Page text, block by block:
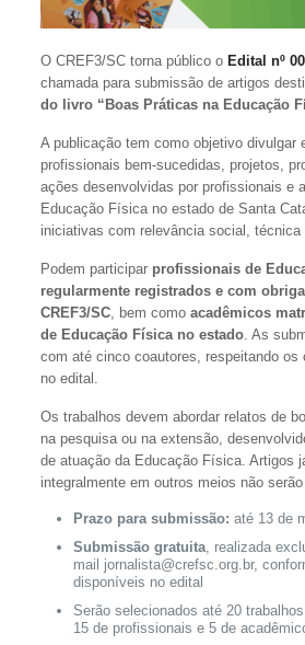
O CREF3/SC torna público oEdital nº
chamada para submissão de artigos
do livro “Boas Práticas na Educação
A publicação tem como objetivo divulgar
profissionais bem-sucedidas, projetos,
ações desenvolvidas por profissionais e
Educação Física no estado de Santa
iniciativas com relevância social, técnica
Podem participar profissionais de
regularmente registrados e com
CREF3/SC , bem comoacadêmicos
de Educação Física no estado . As
com até cinco coautores, respeitando os
no edital.
Os trabalhos devem abordar relatos de
na pesquisa ou na extensão,
de atuação da Educação Física. Artigos
integralmente em outros meios não serão
Prazo para submissão: até 13 de
Submissão gratuita , realizada
mail jornalista@crefsc.org.br,
disponíveis no edital
Serão selecionados até 20
15 de profissionais e 5 de